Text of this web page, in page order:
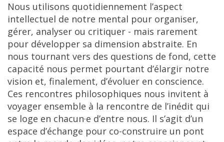
Nous utilisons quotidiennement l’aspect
intellectuel de notre mental pour organiser,
gérer, analyser ou critiquer - mais rarement
pour développer sa dimension abstraite. En
nous tournant vers des questions de fond, cette
capacité nous permet pourtant d’élargir notre
vision et, finalement, d’évoluer en conscience.
Ces rencontres philosophiques nous invitent à
voyager ensemble à la rencontre de l’inédit qui
se loge en chacun·e d’entre nous. Il s’agit d’un
espace d’échange pour co-construire un pont